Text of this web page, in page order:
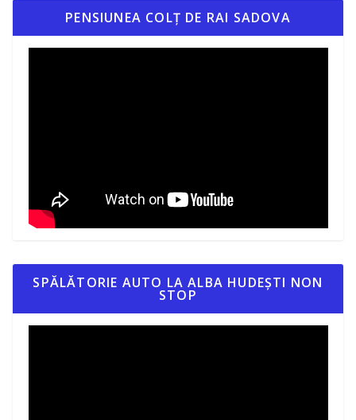
PENSIUNEA COLȚ DE RAI SADOVA
SPĂLĂTORIE AUTO LA ALBA HUDEȘTI NON
STOP